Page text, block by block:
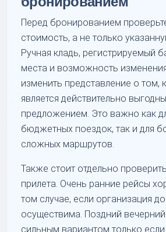
Перед бронированием
стоимость, а не только
Ручная кладь, регистрируемый
места и возможность
изменить представление о том,
является действительно
предложением. Это важно как
бюджетных поездок, так и для
сложных маршрутов.
Также стоит отдельно
прилета. Очень ранние рейсы
том случае, если организация
осуществима. Поздний вечерний
сильным вариантом только